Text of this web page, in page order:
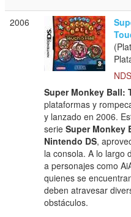
2006
NDS
Super Monkey Ball:
plataformas y
y lanzado en 2006.
serieSuper Monkey
Nintendo DS,
la consola. A lo largo
a personajes como
quienes se
deben atravesar
obstáculos.